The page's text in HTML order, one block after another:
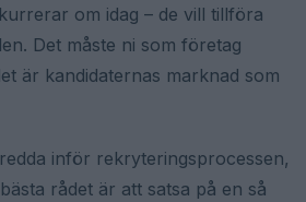
om idag – de vill tillföra
Det måste ni som företag
är kandidaternas marknad som
inför rekryteringsprocessen,
rådet är att satsa på en så